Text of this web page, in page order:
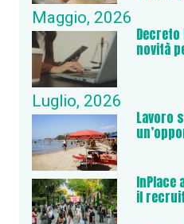
Maggio, 2026
novità
Luglio, 2026
Lavoro
InPlace
il